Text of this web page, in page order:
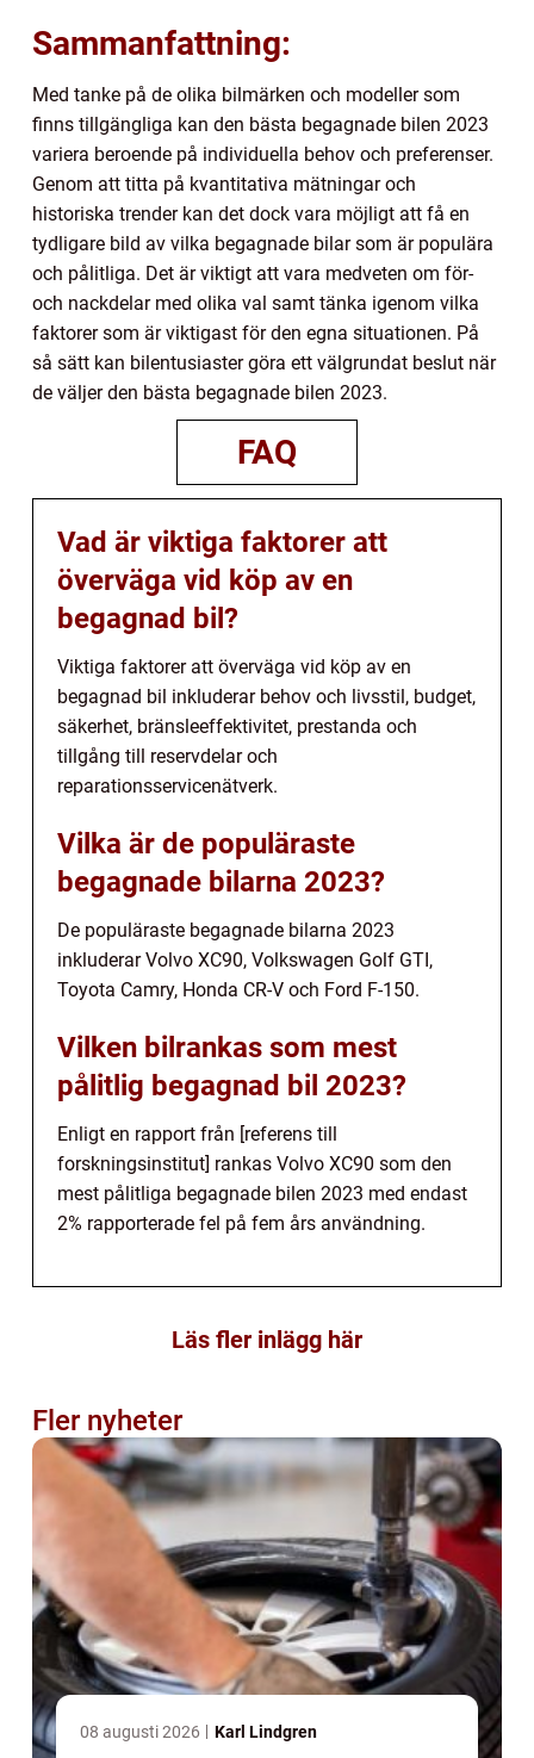
Sammanfattning:
Med tanke på de olika bilmärken och modeller som
finns tillgängliga kan den bästa begagnade bilen 2023
variera beroende på individuella behov och preferenser.
Genom att titta på kvantitativa mätningar och
historiska trender kan det dock vara möjligt att få en
tydligare bild av vilka begagnade bilar som är populära
och pålitliga. Det är viktigt att vara medveten om för-
och nackdelar med olika val samt tänka igenom vilka
faktorer som är viktigast för den egna situationen. På
så sätt kan bilentusiaster göra ett välgrundat beslut när
de väljer den bästa begagnade bilen 2023.
FAQ
Vad är viktiga faktorer att
överväga vid köp av en
begagnad bil?
Viktiga faktorer att överväga vid köp av en
begagnad bil inkluderar behov och livsstil, budget,
säkerhet, bränsleeffektivitet, prestanda och
tillgång till reservdelar och
reparationsservicenätverk.
Vilka är de populäraste
begagnade bilarna 2023?
De populäraste begagnade bilarna 2023
inkluderar Volvo XC90, Volkswagen Golf GTI,
Toyota Camry, Honda CR-V och Ford F-150.
Vilken bilrankas som mest
pålitlig begagnad bil 2023?
Enligt en rapport från [referens till
forskningsinstitut] rankas Volvo XC90 som den
mest pålitliga begagnade bilen 2023 med endast
2% rapporterade fel på fem års användning.
Läs fler inlägg här
Fler nyheter
08 augusti 2026 Karl Lindgren